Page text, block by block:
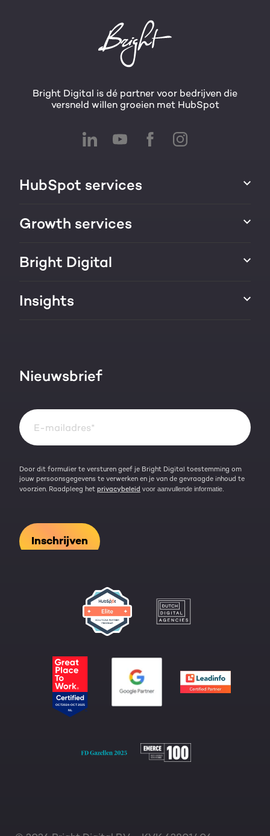
Bright Digital is dé partner voor bedrijven die
versneld willen groeien met HubSpot
HubSpot services
HubSpot integraties
HubSpot CRM maatwerk
Growth services
Websites & portals
Groei strategie
Bright Digital
Over ons
Team
Insights
Events & webinars
Kennisbank
Nieuwsbrief
Door dit formulier te versturen geef je Bright Digital toestemming om
jouw persoonsgegevens te verwerken en je van de gevraagde inhoud te
voorzien. Raadpleeg het privacybeleid voor aanvullende informatie.